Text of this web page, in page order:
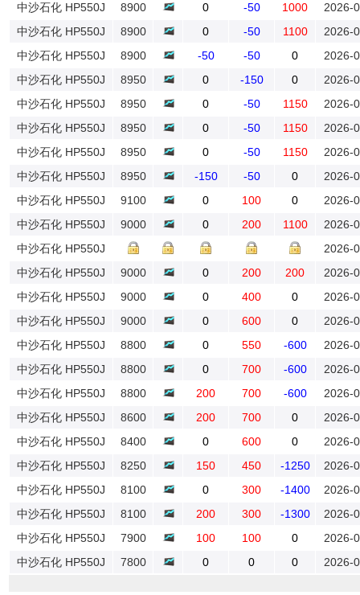
中沙石化 HP550J
8900 0 -50 1000
2026-
中沙石化 HP550J
8900 0 -50 1100
2026-
中沙石化 HP550J
8900 -50 -50 0
2026-
中沙石化 HP550J
8950 0 -150 0
2026-
中沙石化 HP550J
8950 0 -50 1150
2026-
中沙石化 HP550J
8950 0 -50 1150
2026-
中沙石化 HP550J
8950 0 -50 1150
2026-
中沙石化 HP550J
8950 -150 -50 0
2026-
中沙石化 HP550J
9100 0 100 0
2026-
中沙石化 HP550J
9000 0 200 1100
2026-
中沙石化 HP550J
2026-
中沙石化 HP550J
9000 0 200 200
2026-
中沙石化 HP550J
9000 0 400 0
2026-
中沙石化 HP550J
9000 0 600 0
2026-
中沙石化 HP550J
8800 0 550 -600
2026-
中沙石化 HP550J
8800 0 700 -600
2026-
中沙石化 HP550J
8800 200 700 -600
2026-
中沙石化 HP550J
8600 200 700 0
2026-
中沙石化 HP550J
8400 0 600 0
2026-
中沙石化 HP550J
8250 150 450 -1250
2026-
中沙石化 HP550J
8100 0 300 -1400
2026-
中沙石化 HP550J
8100 200 300 -1300
2026-
中沙石化 HP550J
7900 100 100 0
2026-
中沙石化 HP550J
7800 0 0 0 2026-